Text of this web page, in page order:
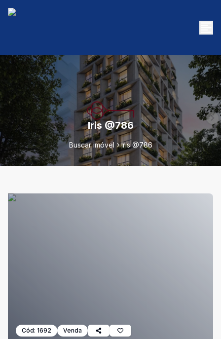
Iris @786
Buscar imóvel Iris @786
Cód: 1692 Venda